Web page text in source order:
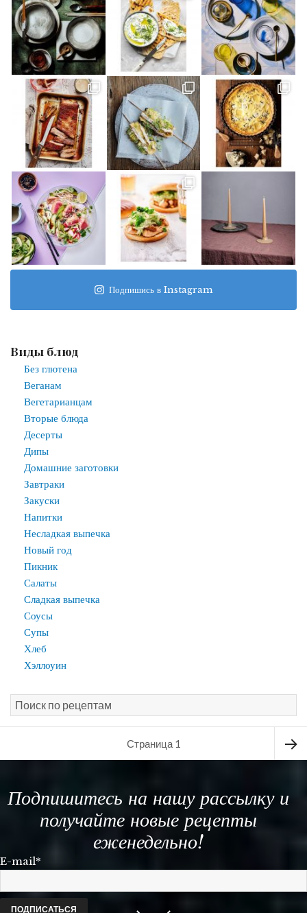
Подпишись в Instagram
Виды блюд
Без глютена
Веганам
Вегетарианцам
Вторые блюда
Десерты
Дипы
Домашние заготовки
Завтраки
Закуски
Напитки
Несладкая выпечка
Новый год
Пикник
Салаты
Сладкая выпечка
Соусы
Супы
Хлеб
Хэллоуин
по
записям
Страница 1
Подпишитесь на нашу рассылку и
получайте новые рецепты
еженедельно!
E-mail*